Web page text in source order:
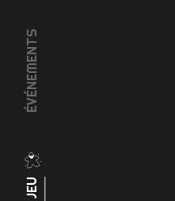
ÉVÉNEMENTS